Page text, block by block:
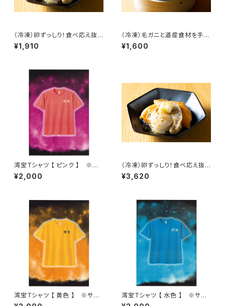
（冷凍）卵ずっしり！食べ応え抜
群【蒸しほたて 490g】※3袋～
4袋ご購入の方
¥1,910
（冷凍）毛ガニと道産食材を手包
みで！【ホタテ毛かに焼売】※1箱
～4箱までご購入の方
¥1,600
湾宝Ｔシャツ 【 ピンク 】 ※サ
イズの選択お願いします。
¥2,000
（冷凍）卵ずっしり！食べ応え抜
群【蒸しほたて 1kg】※5袋〜9
袋ご購入の方
¥3,620
湾宝Ｔシャツ 【 黄色 】 ※サイ
ズの選択お願いします。
湾宝Ｔシャツ 【 水色 】 ※サイ
ズの選択お願いします。